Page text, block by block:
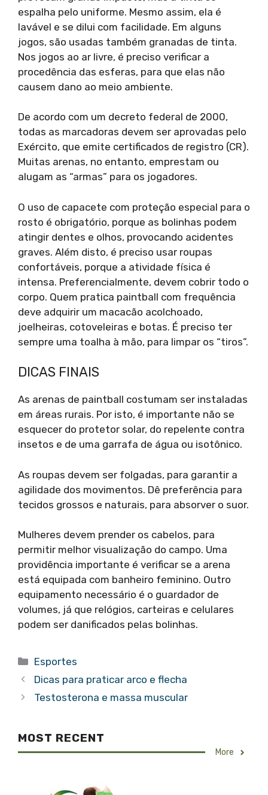
espalha pelo uniforme. Mesmo assim, ela é
lavável e se dilui com facilidade. Em alguns
jogos, são usadas também granadas de tinta.
Nos jogos ao ar livre, é preciso verificar a
procedência das esferas, para que elas não
causem dano ao meio ambiente.
De acordo com um decreto federal de 2000,
todas as marcadoras devem ser aprovadas pelo
Exército, que emite certificados de registro (CR).
Muitas arenas, no entanto, emprestam ou
alugam as “armas” para os jogadores.
O uso de capacete com proteção especial para o
rosto é obrigatório, porque as bolinhas podem
atingir dentes e olhos, provocando acidentes
graves. Além disto, é preciso usar roupas
confortáveis, porque a atividade física é
intensa. Preferencialmente, devem cobrir todo o
corpo. Quem pratica paintball com frequência
deve adquirir um macacão acolchoado,
joelheiras, cotoveleiras e botas. É preciso ter
sempre uma toalha à mão, para limpar os “tiros”.
DICAS FINAIS
As arenas de paintball costumam ser instaladas
em áreas rurais. Por isto, é importante não se
esquecer do protetor solar, do repelente contra
insetos e de uma garrafa de água ou isotônico.
As roupas devem ser folgadas, para garantir a
agilidade dos movimentos. Dê preferência para
tecidos grossos e naturais, para absorver o suor.
Mulheres devem prender os cabelos, para
permitir melhor visualização do campo. Uma
providência importante é verificar se a arena
está equipada com banheiro feminino. Outro
equipamento necessário é o guardador de
volumes, já que relógios, carteiras e celulares
podem ser danificados pelas bolinhas.
Categorias
Esportes
Dicas para praticar arco e flecha
Testosterona e massa muscular
MOST RECENT
More